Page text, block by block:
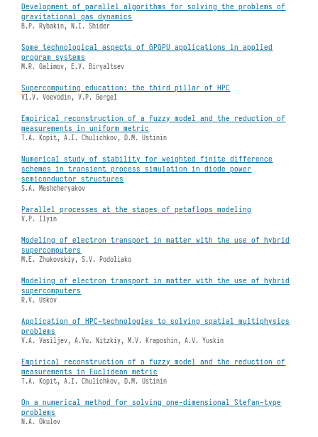
Development of parallel algorithms for solving the problems of
gravitational gas dynamics
B.P. Rybakin, N.I. Shider
Some technological aspects of GPGPU applications in applied
program systems
M.R. Galimov, E.V. Biryaltsev
Supercomputing education: the third pillar of HPC
Vl.V. Voevodin, V.P. Gergel
Empirical reconstruction of a fuzzy model and the reduction of
measurements in uniform metric
T.A. Kopit, A.I. Chulichkov, D.M. Ustinin
Numerical study of stability for weighted finite difference
schemes in transient process simulation in diode power
semiconductor structures
S.A. Meshcheryakov
Parallel processes at the stages of petaflops modeling
V.P. Ilyin
Modeling of electron transport in matter with the use of hybrid
supercomputers
M.E. Zhukovskiy, S.V. Podoliako
Modeling of electron transport in matter with the use of hybrid
supercomputers
R.V. Uskov
Application of HPC-technologies to solving spatial multiphysics
problems
V.A. Vasiljev, A.Yu. Nitzkiy, M.V. Kraposhin, A.V. Yuskin
Empirical reconstruction of a fuzzy model and the reduction of
measurements in Euclidean metric
T.A. Kopit, A.I. Chulichkov, D.M. Ustinin
On a numerical method for solving one-dimensional Stefan-type
problems
N.A. Okulov